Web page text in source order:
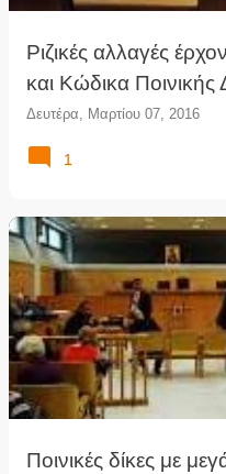
Ριζικές αλλαγές
και Κώδικα Ποινικής
Δευτέρα, Μαρτίου 07, 2016
1
Ποινικές δίκες με